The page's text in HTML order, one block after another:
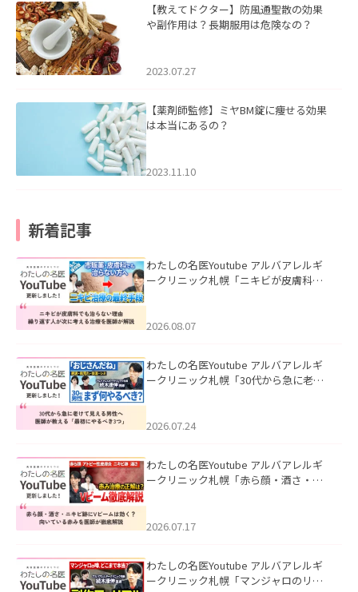
【教えてドクター】防風通聖散の効果
や副作用は？長期服用は危険なの？
2023.07.27
【薬剤師監修】ミヤBM錠に痩せる効果
は本当にあるの？
2023.11.10
新着記事
わたしの名医Youtube アルバアレルギ
ークリニック札幌「ニキビが皮膚科で
ました。
2026.08.07
わたしの名医Youtube アルバアレルギ
ークリニック札幌「30代から急に老け
た。
2026.07.24
わたしの名医Youtube アルバアレルギ
ークリニック札幌「赤ら顔・酒さ・ニ
した。
2026.07.17
わたしの名医Youtube アルバアレルギ
ークリニック札幌「マンジャロのリア